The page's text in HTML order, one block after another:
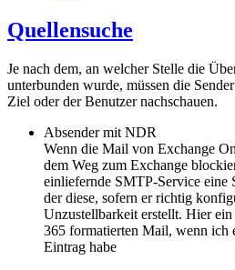
Quellensuche
Je nach dem, an welcher Stelle die
unterbunden wurde, müssen die
Ziel oder der Benutzer nachschauen.
Absender mit NDR
Wenn die Mail von Exchange
dem Weg zum Exchange
einliefernde SMTP-Service eine
der diese, sofern er richtig
Unzustellbarkeit erstellt. Hier
365 formatierten Mail, wenn
Eintrag habe